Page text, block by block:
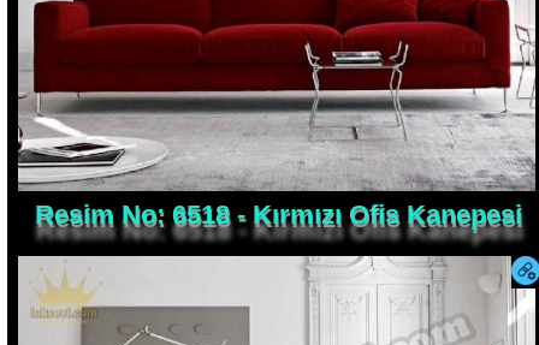
Resim No: 6518 - Kırmızı Ofis Kanepesi